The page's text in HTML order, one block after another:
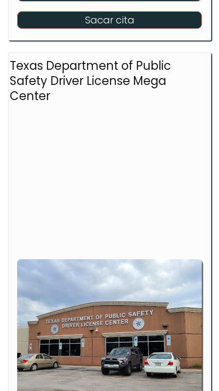
Sacar cita
Texas Department of Public
Safety Driver License Mega
Center